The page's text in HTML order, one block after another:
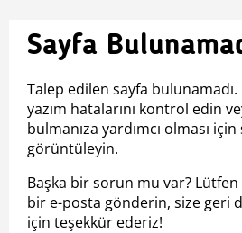
Sayfa
Talep edilen sayfa
yazım hatalarını kontrol edin
bulmanıza yardımcı olması
görüntüleyin.
Başka bir sorun mu var? Lütfen
bir e-posta gönderin, size geri
için teşekkür ederiz!